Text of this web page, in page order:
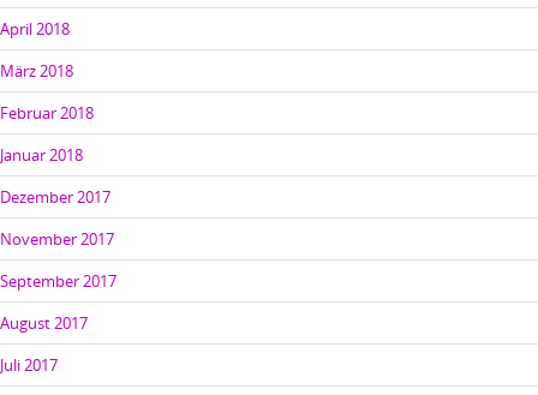
April 2018
März 2018
Februar 2018
Januar 2018
Dezember 2017
November 2017
September 2017
August 2017
Juli 2017